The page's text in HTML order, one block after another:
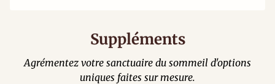
Suppléments
Agrémentez votre sanctuaire du sommeil d'options
uniques faites sur mesure.